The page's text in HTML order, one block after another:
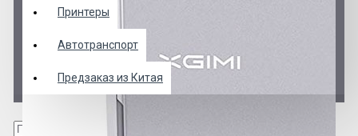
Принтеры
Автотранспорт
Предзаказ из Китая